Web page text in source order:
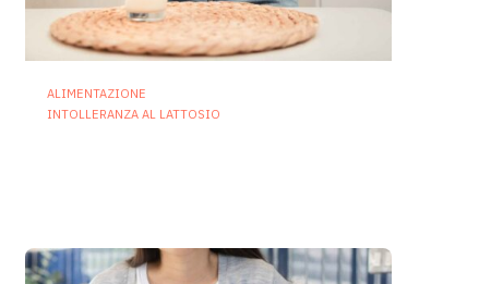
ALIMENTAZIONE
INTOLLERANZA AL LATTOSIO